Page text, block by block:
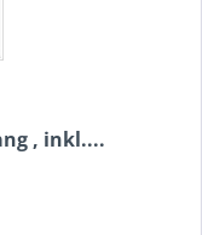
, inkl....